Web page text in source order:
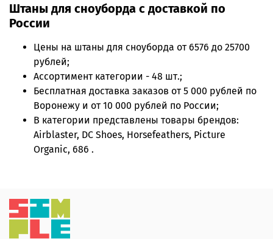
Штаны для сноуборда с доставкой по
России
Цены на штаны для сноуборда от 6576 до 25700
рублей;
Ассортимент категории - 48 шт.;
Бесплатная доставка заказов от 5 000 рублей по
Воронежу и от 10 000 рублей по России;
В категории представлены товары брендов:
Airblaster, DC Shoes, Horsefeathers, Picture
Organic, 686 .